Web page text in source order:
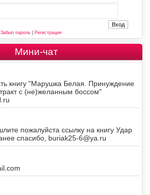
Забыл пароль| Регистрация
Мини-чат